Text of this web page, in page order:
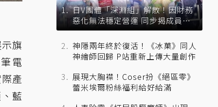
旗
電
產
藍
日V團體「深淵組」解散！因財務
惡化無法穩定營運 同步揭成員未
來去向
神隱兩年終於復活！《冰菓》同人
神繪師回歸 P站重新上傳大量創作
展現大胸襟！Coser扮《絕區零》
蕾米埃爾粉絲福利給好給滿